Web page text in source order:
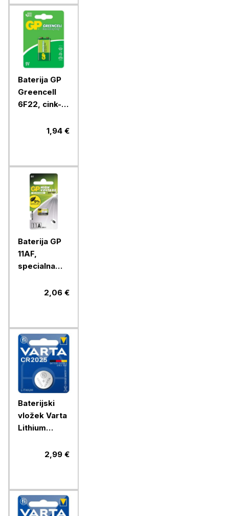
Baterija GP
Greencell
6F22, cink-
1 blister1,94 €
Baterija GP
11AF,
specialna
2,06 €
Baterijski
vložek Varta
Lithium
CR2025 1/1
2,99 €